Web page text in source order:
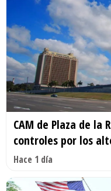
CAM de Plaza de la
controles por los
Hace 1 día